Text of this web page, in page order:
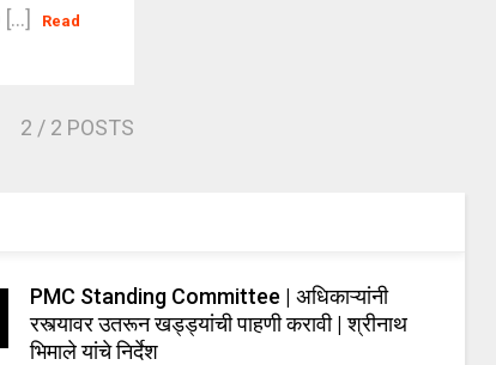
Read
2 / 2 POSTS
PMC Standing Committee | अधिकाऱ्यांनी
रस्त्यावर उतरून खड्ड्यांची पाहणी करावी | श्रीनाथ
भिमाले यांचे निर्देश